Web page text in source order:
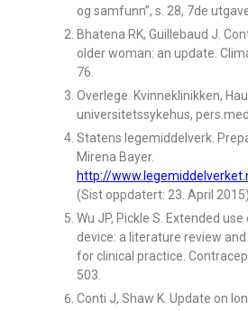
og samfunn”, s. 28, 7de
Bhatena RK, Guillebaud J.
older woman: an update.
76.
Overlege. Kvinneklinikken,
universitetssykehus,
Statens legemiddelverk.
Mirena Bayer.
http://
(Sist oppdatert: 23. April 2015).
Wu JP, Pickle S. Extended
device: a literature review
for clinical practice.
503.
Conti J, Shaw K. Update on